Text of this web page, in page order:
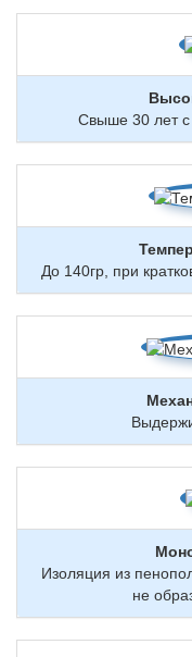
Свыше 30 лет с
До 140гр, при
Изоляция из
не